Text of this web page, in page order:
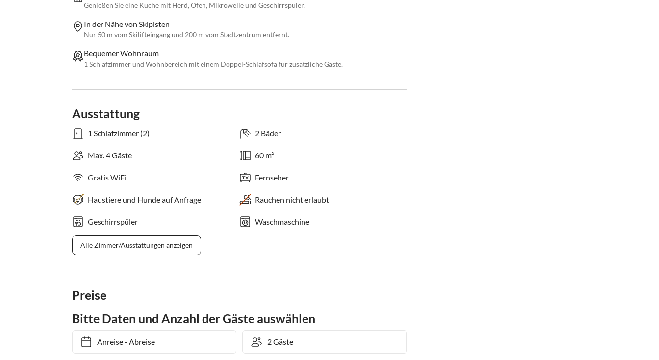
Genießen Sie eine Küche mit Herd, Ofen, Mikrowelle und Geschirrspüler.
In der Nähe von Skipisten
Nur 50 m vom Skilifteingang und 200 m vom Stadtzentrum entfernt.
Bequemer Wohnraum
1 Schlafzimmer und Wohnbereich mit einem Doppel-Schlafsofa für zusätzliche Gäste.
Ausstattung
1 Schlafzimmer (2) 2 Bäder
Max. 4 Gäste 60 m²
Gratis WiFi Fernseher
Haustiere und Hunde auf Anfrage Rauchen nicht erlaubt
Geschirrspüler Waschmaschine
Alle Zimmer/Ausstattungen anzeigen
Preise
Bitte Daten und Anzahl der Gäste auswählen
Anreise- Abreise